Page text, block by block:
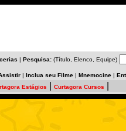
| Pesquisa: (Título, Elenco, Equipe)
| Inclua seu Filme | Mnemocine |
Estágios Curtagora Cursos